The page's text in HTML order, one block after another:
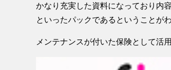
かなり充実した資料になっており内
といったパックであるということが
メンテナンスが付いた保険として活